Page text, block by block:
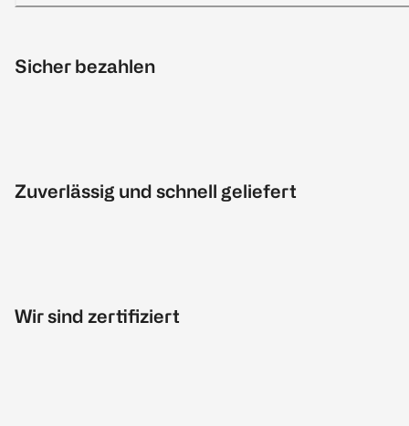
Sicher bezahlen
Zuverlässig und schnell geliefert
Wir sind zertifiziert